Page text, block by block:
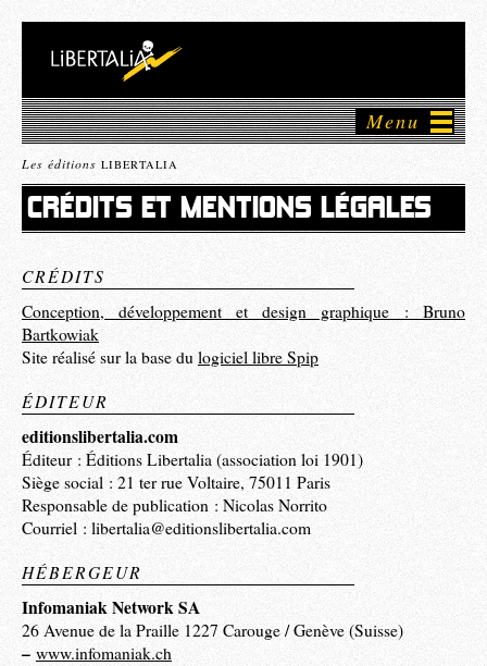
Menu
Les éditions LIBERTALIA
CRÉDITS ET MENTIONS LÉGALES
CRÉDITS
Conception, développement et design graphique : Bruno
Bartkowiak
Site réalisé sur la base du logiciel libre Spip
ÉDITEUR
editionslibertalia.com
Éditeur : Éditions Libertalia (association loi 1901)
Siège social : 21 ter rue Voltaire, 75011 Paris
Responsable de publication : Nicolas Norrito
Courriel : libertalia@editionslibertalia.com
HÉBERGEUR
Infomaniak Network SA
26 Avenue de la Praille 1227 Carouge / Genève (Suisse)
– www.infomaniak.ch